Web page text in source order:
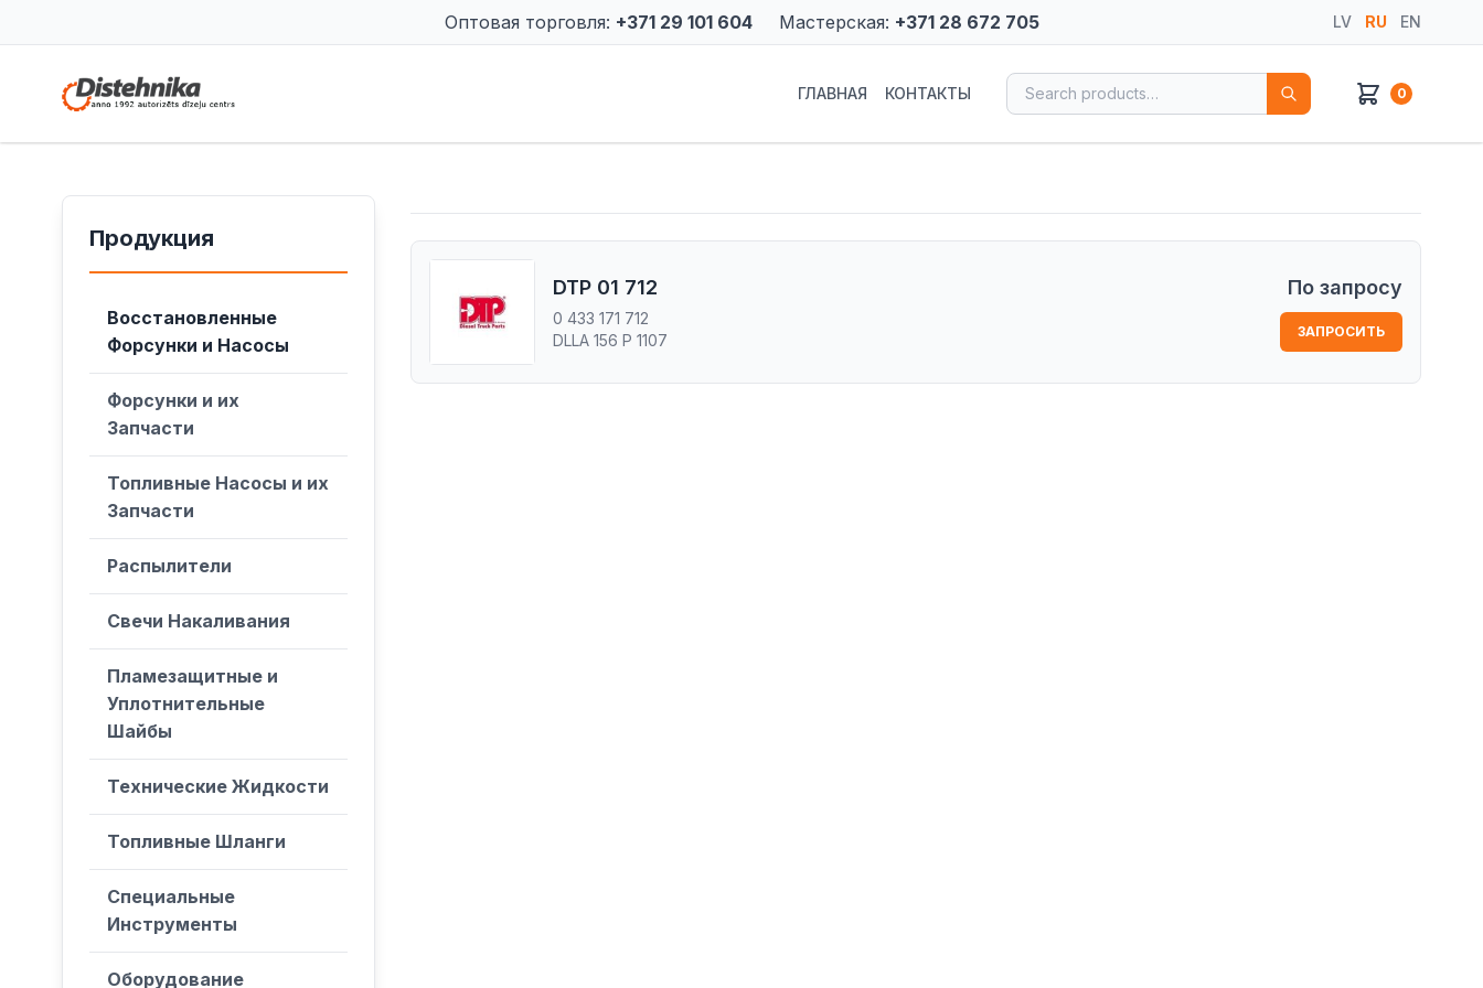
Оптовая торговля: +371 29 101 604 Мастерская: +371 28 672 705 LV RU EN
ГЛАВНАЯ КОНТАКТЫ Search for: 0
Продукция
Восстановленные
Форсунки и Насосы
Форсунки и их
Запчасти
Топливные Насосы и их
Запчасти
Распылители
Свечи Накаливания
Пламезащитные и
Уплотнительные
Шайбы
Технические Жидкости
Топливные Шланги
Специальные
Инструменты
Оборудование
DTP 01 712
0 433 171 712
DLLA 156 P 1107
По запросу
ЗАПРОСИТЬ